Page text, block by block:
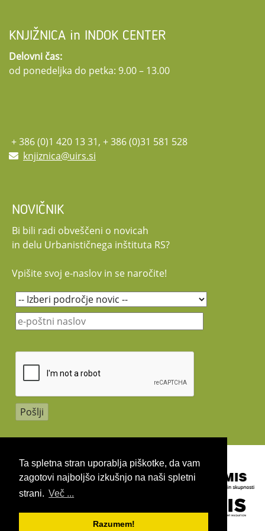
Ta spletna stran uporablja piškotke, da vam
zagotovi najboljšo izkušnjo na naši spletni
strani. Več ...
Razumem!
12:20 – 13:00 Branka Cvijetičanin: Pogled pešca ali kako prostor oblikuje
življenjsko pripoved
13:00 – 13:30 Zaključna razprava
PODROBNEJŠI PROGRAM
Za vse dodatne informacije smo dosegljivi na:trajnostna.dediscina@fa.uni-
lj.si in nahei-transform@zvkds.si.
KNJIŽNICA in INDOK CENTER
Delovni čas:
od ponedeljka do petka: 9.00 – 13.00
+ 386 (0)1 420 13 31, + 386 (0)31 581 528
knjiznica@uirs.si
NOVIČNIK
Bi bili radi obveščeni o novicah
in delu Urbanističnega inštituta RS?
Vpišite svoj e-naslov in se naročite!